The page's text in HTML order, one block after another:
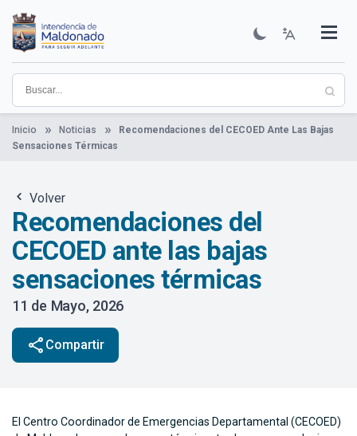
contenido
principal
Institucional
Municipios
Descubre Maldonado
Comunicación
Servicios
Guía De Trámites
Ver Noticias
Inicio Noticias
Recomendaciones del CECOED Ante Las Bajas
Sensaciones Térmicas
Volver
Recomendaciones del
CECOED ante las bajas
sensaciones térmicas
11 de Mayo, 2026
share Compartir
El Centro Coordinador de Emergencias Departamental (CECOED)